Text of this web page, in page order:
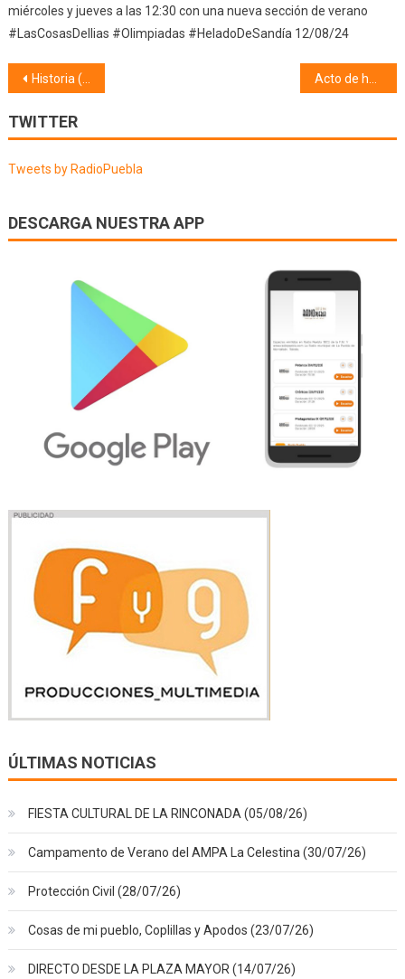
miércoles y jueves a las 12:30 con una nueva sección de verano
#LasCosasDeIlias #Olimpiadas #HeladoDeSandía 12/08/24
Navegación
de
entradas
Historia (21/05/18) Acto de homenaje a la enseñanza y antiguos directores de colegios de La Puebla de Montalbán (20/05/18)
TWITTER
Tweets by RadioPuebla
DESCARGA NUESTRA APP
ÚLTIMAS NOTICIAS
FIESTA CULTURAL DE LA RINCONADA (05/08/26)
Campamento de Verano del AMPA La Celestina (30/07/26)
Protección Civil (28/07/26)
Cosas de mi pueblo, Coplillas y Apodos (23/07/26)
DIRECTO DESDE LA PLAZA MAYOR (14/07/26)